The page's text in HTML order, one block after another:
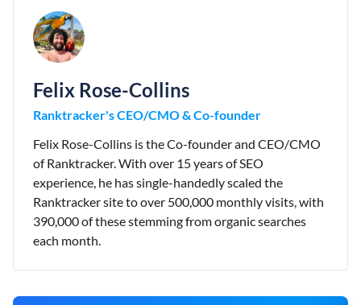
Felix Rose-Collins
Ranktracker's CEO/CMO & Co-founder
Felix Rose-Collins is the Co-founder and CEO/CMO
of Ranktracker. With over 15 years of SEO
experience, he has single-handedly scaled the
Ranktracker site to over 500,000 monthly visits, with
390,000 of these stemming from organic searches
each month.